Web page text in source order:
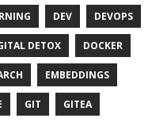
DEV DEVOPS
DETOX DOCKER
EMBEDDINGS
GIT GITEA